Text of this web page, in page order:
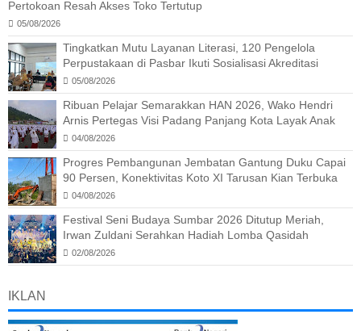
Pertokoan Resah Akses Toko Tertutup
05/08/2026
Tingkatkan Mutu Layanan Literasi, 120 Pengelola
Perpustakaan di Pasbar Ikuti Sosialisasi Akreditasi
05/08/2026
Ribuan Pelajar Semarakkan HAN 2026, Wako Hendri
Arnis Pertegas Visi Padang Panjang Kota Layak Anak
04/08/2026
Progres Pembangunan Jembatan Gantung Duku Capai
90 Persen, Konektivitas Koto XI Tarusan Kian Terbuka
04/08/2026
Festival Seni Budaya Sumbar 2026 Ditutup Meriah,
Irwan Zuldani Serahkan Hadiah Lomba Qasidah
02/08/2026
IKLAN